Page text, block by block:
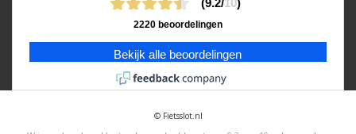
(9.2/10)
2220 beoordelingen
Bekijk alle beoordelingen
© Fietsslot.nl